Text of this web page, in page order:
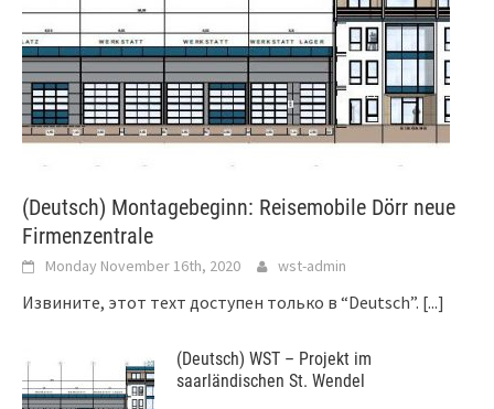
(Deutsch) Montagebeginn: Reisemobile Dörr neue
Firmenzentrale
Monday November 16th, 2020 wst-admin
Извините, этот техт доступен только в “Deutsch”. [...]
(Deutsch) WST – Projekt im
saarländischen St. Wendel